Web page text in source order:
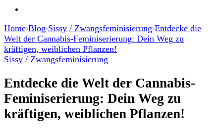
Home Blog Sissy / Zwangsfeminisierung Entdecke die
Welt der Cannabis-Feminiserierung: Dein Weg zu
kräftigen, weiblichen Pflanzen!
Sissy / Zwangsfeminisierung
Entdecke die Welt der Cannabis-
Feminiserierung: Dein Weg zu
kräftigen, weiblichen Pflanzen!